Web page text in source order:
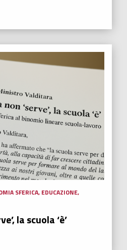
SFERICA, EDUCAZIONE,
la scuola ‘è’